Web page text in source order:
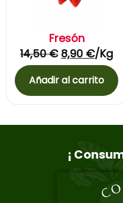
Fresón
14,50€ 8,90 €/Kg
Añadir al carrito
¡